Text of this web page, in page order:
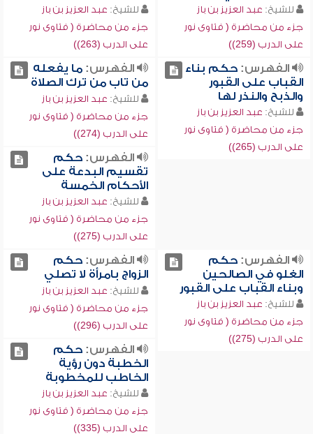
للشيخ: عبد العزيز بن باز
جزء من محاضرة ( فتاوى نور
على الدرب (259))
للشيخ: عبد العزيز بن باز
جزء من محاضرة ( فتاوى نور
على الدرب (263))
الفهرس:حكم بناء
القباب على القبور
والذبح والنذر لها
للشيخ: عبد العزيز بن باز
جزء من محاضرة ( فتاوى نور
على الدرب (265))
الفهرس:ما يفعله
من تاب من ترك الصلاة
للشيخ: عبد العزيز بن باز
جزء من محاضرة ( فتاوى نور
على الدرب (274))
الفهرس:حكم
تقسيم البدعة على
الأحكام الخمسة
للشيخ: عبد العزيز بن باز
جزء من محاضرة ( فتاوى نور
على الدرب (275))
الفهرس:حكم
الغلو في الصالحين
وبناء القباب على القبور
للشيخ: عبد العزيز بن باز
جزء من محاضرة ( فتاوى نور
على الدرب (275))
الفهرس:حكم
الزواج بامرأة لا تصلي
للشيخ: عبد العزيز بن باز
جزء من محاضرة ( فتاوى نور
على الدرب (296))
الفهرس:حكم
الخطبة دون رؤية
الخاطب للمخطوبة
للشيخ: عبد العزيز بن باز
جزء من محاضرة ( فتاوى نور
على الدرب (335))